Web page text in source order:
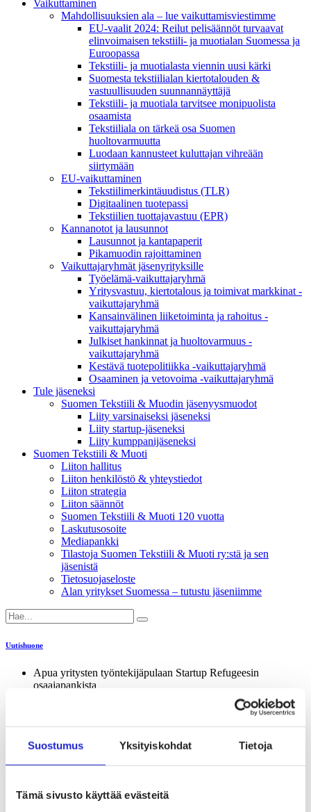
Suostumus Yksityiskohdat Tietoja
Tämä sivusto käyttää evästeitä
Vaikuttaminen
Mahdollisuuksien ala – lue vaikuttamis­viestimme
EU-vaalit 2024: Reilut pelisäännöt turvaavat
elinvoimaisen tekstiili- ja muotialan Suomessa ja
Euroopassa
Tekstiili- ja muotialasta viennin uusi kärki
Suomesta tekstiilialan kiertotalouden &
vastuullisuuden suunnannäyttäjä
Tekstiili- ja muotiala tarvitsee monipuolista
osaamista
Tekstiiliala on tärkeä osa Suomen
huoltovarmuutta
Luodaan kannusteet kuluttajan vihreään
siirtymään
EU-vaikuttaminen
Tekstiilimerkintäuudistus (TLR)
Digitaalinen tuotepassi
Tekstiilien tuottajavastuu (EPR)
Kannanotot ja lausunnot
Lausunnot ja kantapaperit
Pikamuodin rajoittaminen
Vaikuttajaryhmät jäsenyrityksille
Työelämä-vaikuttajaryhmä
Yritysvastuu, kiertotalous ja toimivat markkinat -
vaikuttajaryhmä
Kansainvälinen liiketoiminta ja rahoitus -
vaikuttajaryhmä
Julkiset hankinnat ja huoltovarmuus -
vaikuttajaryhmä
Kestävä tuotepolitiikka​ -vaikuttajaryhmä
Osaaminen ja vetovoima -vaikuttajaryhmä
Tule jäseneksi
Suomen Tekstiili & Muodin jäsenyysmuodot
Liity varsinaiseksi jäseneksi
Liity startup-jäseneksi
Liity kumppani­jäseneksi
Suomen Tekstiili & Muoti
Liiton hallitus
Liiton henkilöstö & yhteystiedot
Liiton strategia
Liiton säännöt
Suomen Tekstiili & Muoti 120 vuotta
Laskutusosoite
Mediapankki
Tilastoja Suomen Tekstiili & Muoti ry:stä ja sen
jäsenistä
Tietosuojaseloste
Alan yritykset Suomessa – tutustu jäseniimme
Uutishuone
Apua yritysten työntekijäpulaan Startup Refugeesin
osaajapankista
Apua yritysten työntekijäpulaan Startup